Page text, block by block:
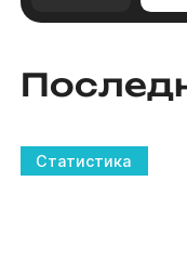
Статистика